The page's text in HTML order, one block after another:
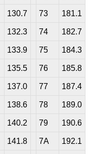
130.7 73 181.1
132.3 74 182.7
133.9 75 184.3
135.5 76 185.8
137.0 77 187.4
138.6 78 189.0
140.2 79 190.6
141.8 7A 192.1